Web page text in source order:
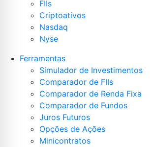
FIIs
Criptoativos
Nasdaq
Nyse
Ferramentas
Simulador de Investimentos
Comparador de FIIs
Comparador de Renda Fixa
Comparador de Fundos
Juros Futuros
Opções de Ações
Minicontratos